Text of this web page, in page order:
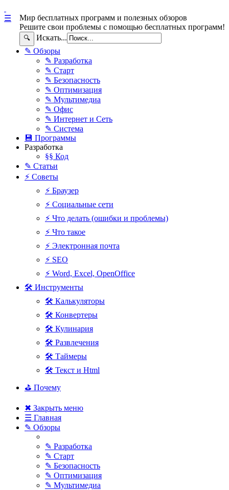
Мир бесплатных программ и полезных обзоров
Решите свои проблемы с помощью бесплатных программ!
🔍 Искать...
☰
✎ Обзоры
✎ Разработка
✎ Старт
✎ Безопасность
✎ Оптимизация
✎ Мультимедиа
✎ Офис
✎ Интернет и Сеть
✎ Система
💾 Программы
Разработка
§§ Код
✎ Статьи
⚡ Советы
⚡ Браузер
⚡ Социальные сети
⚡ Что делать (ошибки и проблемы)
⚡ Что такое
⚡ Электронная почта
⚡ SEO
⚡ Word, Excel, OpenOffice
🛠 Инструменты
🛠 Калькуляторы
🛠 Конвертеры
🛠 Кулинария
🛠 Развлечения
🛠 Таймеры
🛠 Текст и Html
⛳ Почему
✖ Закрыть меню
☰ Главная
✎ Обзоры
✎ Разработка
✎ Старт
✎ Безопасность
✎ Оптимизация
✎ Мультимедиа